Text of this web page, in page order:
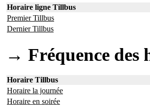
Horaire ligne Tillbus
Premier Tillbus
Dernier Tillbus
→ Fréquence des
Horaire Tillbus
Horaire la journée
Horaire en soirée